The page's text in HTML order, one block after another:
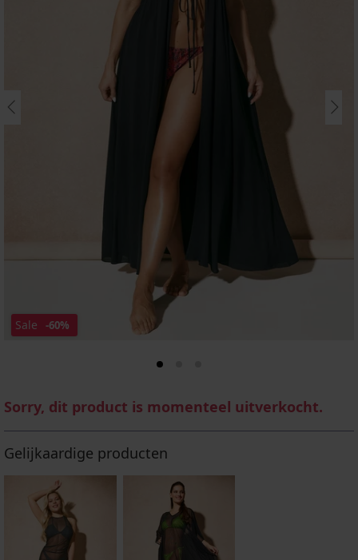
Sale -60%
Sorry, dit product is momenteel uitverkocht.
Gelijkaardige producten